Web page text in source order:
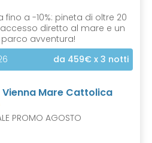
fino a -10%: pineta di oltre 20
diretto al mare e un
avventura!
da 459€ x 3 notti
Vienna Mare Cattolica
PROMO AGOSTO